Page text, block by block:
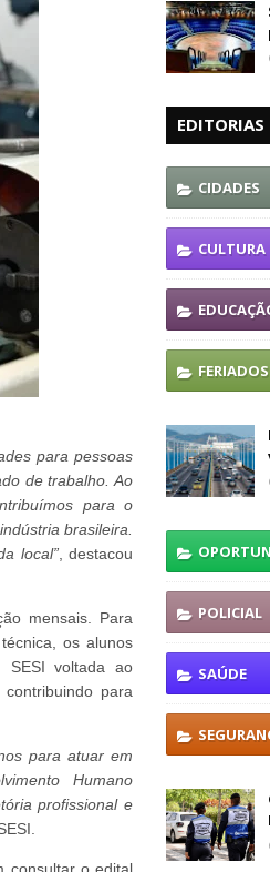
para pessoas
de trabalho. Ao
para o
brasileira.
local”, destacou
mensais. Para
os alunos
SESI voltada ao
para
para atuar em
Humano
profissional e
EDITORIAS
CIDADES
CULTURA
FERIADOS
POLICIAL
SAÚDE